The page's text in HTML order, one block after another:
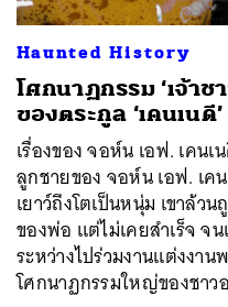
Haunted History
โศกนาฏกรรม ‘เจ้าช
ของตระกูล ‘เคนเนดี’
เรื่องของ จอห์น เอฟ. เคนเ
ลูกชายของ จอห์น เอฟ. เค
เยาว์ถึงโตเป็นหนุ่ม เขาล้ว
ของพ่อ แต่ไม่เคยสำเร็จ จ
ระหว่างไปร่วมงานแต่งงา
โศกนาฏกรรมใหญ่ของชาว